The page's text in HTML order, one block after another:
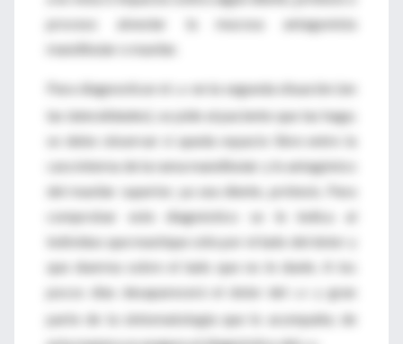
proceso alveolar la mucosa antagonista
mandibular o maxilar.
Para diagnosticar el
en la segunda situación (en
las lateralidades), se pide al paciente que las haga;
se debe observar si queda espacio libre entre la
cara interna de la rama mandibular y lo antagónico
del maxilar superior, ya sea diente, prótesis. Para
comprobar este diagnóstico se le indica al
individuo que mastique sólo por el lado del dolor y
que duerma sobre el lado que no le duele. A los
pocos días desaparecerá el dolor del
y gran
parte de la sintomatología que lo acompaña; de